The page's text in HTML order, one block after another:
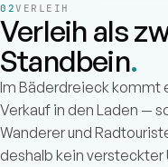
VERLEIH
Verleih als
Standbein.
Im Bäderdreieck kommt
Verkauf in den Laden —
Wanderer und
deshalb kein versteckter